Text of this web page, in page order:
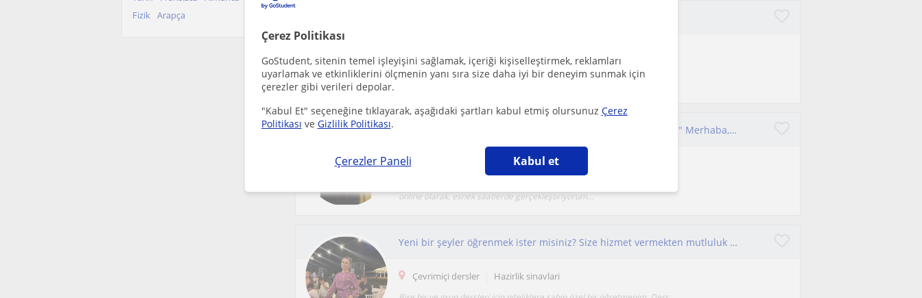
Çerez Politikası
GoStudent, sitenin temel işleyişini sağlamak, içeriği kişiselleştirmek, reklamları
uyarlamak ve etkinliklerini ölçmenin yanı sıra size daha iyi bir deneyim sunmak için
çerezler gibi verileri depolar.
"Kabul Et" seçeneğine tıklayarak, aşağıdaki şartları kabul etmiş olursunuz Çerez
Politikası ve Gizlilik Politikası.
Çerezler Paneli Kabul et
Fizik Arapça
Alanında deneyimi olan ve nitelikli iş yapan bir rehber öğretmenim. YKS
"Online Rehberlik ve Eğitim Koçu | YKS - LGS Hazırlık Desteği" Merhaba,Öğrenci koçluğu sertifikalı bir rehberlik öğretmeniyim
Hazirlik sinavlari
online olarak, esnek saatlerde gerçekleştiriyorum...
Yeni bir şeyler öğrenmek ister misiniz? Size hizmet vermekten mutluluk duyarız.
Çevrimiçi dersler Hazirlik sinavlari